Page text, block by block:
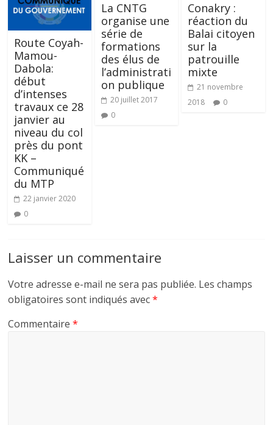
Route Coyah-
Mamou-
Dabola:
début
d’intenses
travaux ce 28
janvier au
niveau du col
près du pont
KK –
Communiqué
du MTP
22 janvier 2020
0
La CNTG
organise une
série de
formations
des élus de
l’administrati
on publique
20 juillet 2017
0
Conakry :
réaction du
Balai citoyen
sur la
patrouille
mixte
21 novembre
2018
0
Laisser un commentaire
Votre adresse e-mail ne sera pas publiée. Les champs
obligatoires sont indiqués avec*
Commentaire*